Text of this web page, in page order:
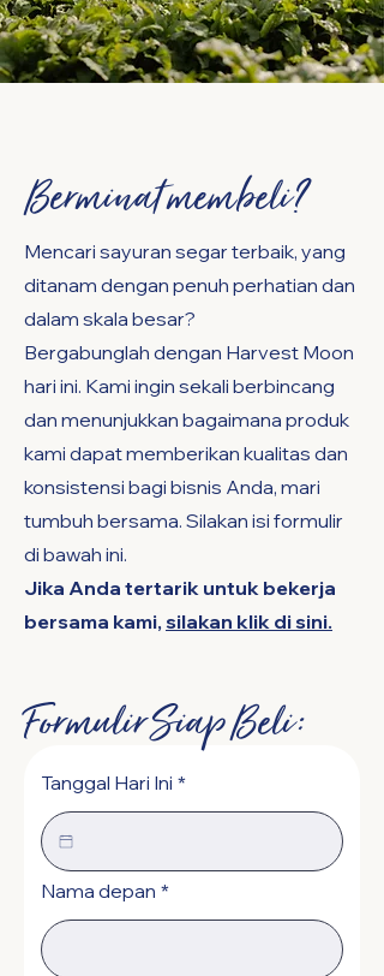
Berminat membeli?
Mencari sayuran segar terbaik, yang
ditanam dengan penuh perhatian dan
dalam skala besar?
Bergabunglah dengan Harvest Moon
hari ini. Kami ingin sekali berbincang
dan menunjukkan bagaimana produk
kami dapat memberikan kualitas dan
konsistensi bagi bisnis Anda, mari
tumbuh bersama. Silakan isi formulir
di bawah ini.
Jika Anda tertarik untuk bekerja
bersama kami, silakan klik di sini.
Tanggal Hari Ini *
Nama depan *
Formulir Siap Beli: